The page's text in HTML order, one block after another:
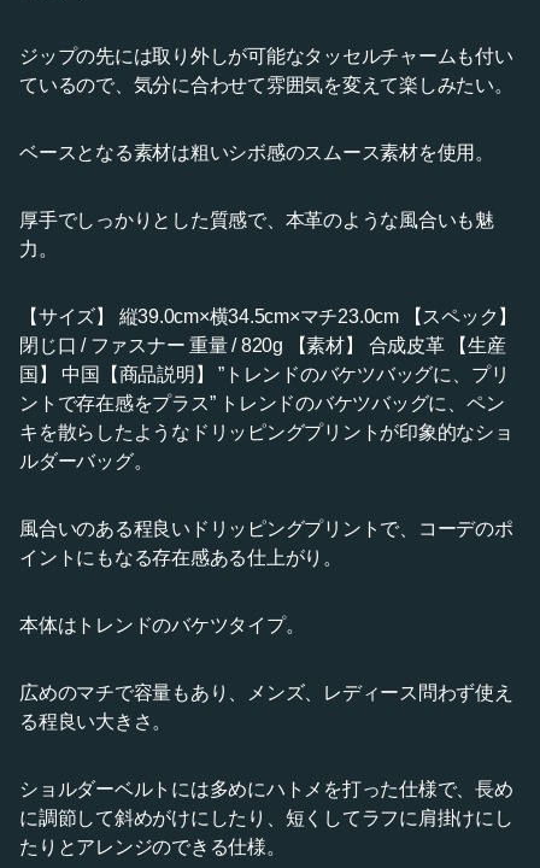
ジップの先には取り外しが可能なタッセルチャームも付い
ているので、気分に合わせて雰囲気を変えて楽しみたい。
ベースとなる素材は粗いシボ感のスムース素材を使用。
厚手でしっかりとした質感で、本革のような風合いも魅
力。
【サイズ】 縦39.0cm×横34.5cm×マチ23.0cm 【スペック】
閉じ口 / ファスナー 重量 / 820g 【素材】 合成皮革 【生産
国】 中国【商品説明】 ”トレンドのバケツバッグに、プリ
ントで存在感をプラス” トレンドのバケツバッグに、ペン
キを散らしたようなドリッピングプリントが印象的なショ
ルダーバッグ。
風合いのある程良いドリッピングプリントで、コーデのポ
イントにもなる存在感ある仕上がり。
本体はトレンドのバケツタイプ。
広めのマチで容量もあり、メンズ、レディース問わず使え
る程良い大きさ。
ショルダーベルトには多めにハトメを打った仕様で、長め
に調節して斜めがけにしたり、短くしてラフに肩掛けにし
たりとアレンジのできる仕様。